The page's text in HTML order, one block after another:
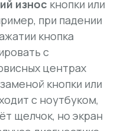
износ кнопки или
при падении
кнопка
с
центрах
кнопки или
с ноутбуком,
щелчок, но экран